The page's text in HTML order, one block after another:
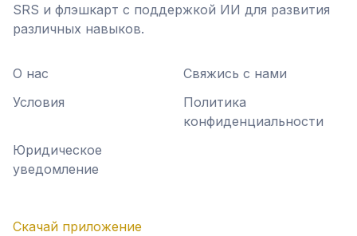
SRS и флэшкарт с поддержкой ИИ для развития
различных навыков.
О нас
Свяжись с нами
Условия
Политика
конфиденциальности
Юридическое
уведомление
Скачай приложение